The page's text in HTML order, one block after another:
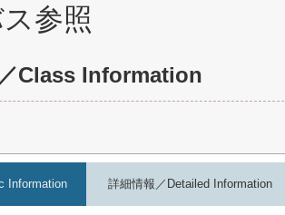
参照
Class Information
Information 詳細情報／Detailed Information